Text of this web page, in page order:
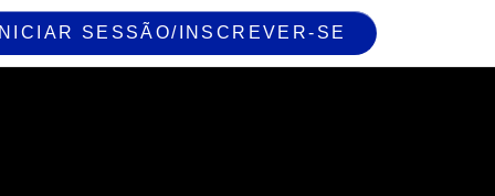
SESSÃO/INSCREVER-SE